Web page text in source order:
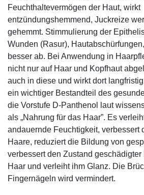
Feuchthaltevermögen der Haut, wirkt
entzündungshemmend, Juckreize
gehemmt. Stimmulierung der
Wunden (Rasur),
besser ab. Bei Anwendung in
nicht nur auf Haar und Kopfhaut
auch in diese und wirkt dort
ein wichtiger Bestandteil des
die Vorstufe D-Panthenol laut
als „Nahrung für das Haar”. Es
andauernde Feuchtigkeit, verbessert
Haare, reduziert die Bildung von
verbessert den Zustand
Haar und verleiht ihm Glanz. Die
Fingernägeln wird vermindert.